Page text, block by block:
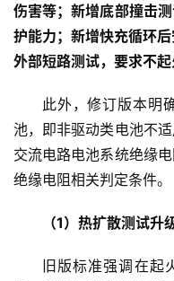
伤害等；新增底部撞击
护能力；新增快充循环
外部短路测试，要求不
此外，修订版本明
池，即非驱动类电池不
交流电路电池系统绝缘
绝缘电阻相关判定条件。
（1）热扩散测试升
旧版标准强调在起